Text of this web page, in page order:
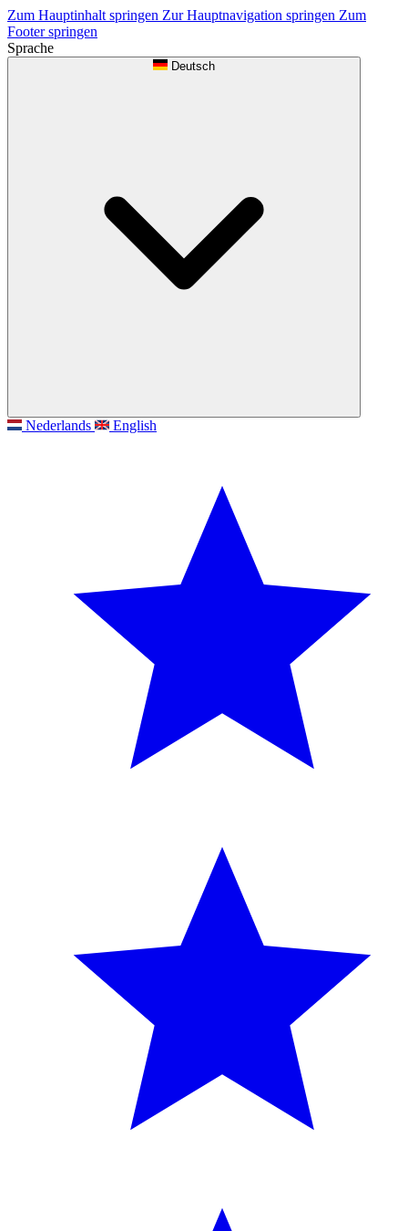
Zum Hauptinhalt springen Zur Hauptnavigation springen Zum
Footer springen
Sprache
Deutsch
Nederlands English